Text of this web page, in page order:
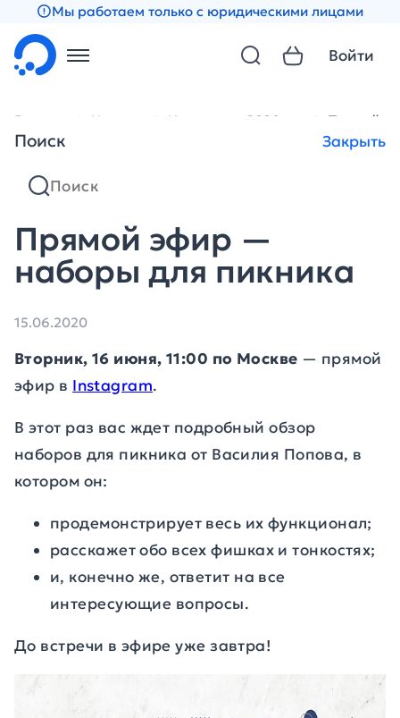
Мы работаем только с юридическими лицами
Поиск Закрыть
Войти
Главная Новости Новости за 2020 год Прямой
Прямой эфир —
наборы для пикника
15.06.2020
Вторник, 16 июня, 11:00 по Москве — прямой
эфир в Instagram.
В этот раз вас ждет подробный обзор
наборов для пикника от Василия Попова, в
котором он:
продемонстрирует весь их функционал;
расскажет обо всех фишках и тонкостях;
и, конечно же, ответит на все
интересующие вопросы.
До встречи в эфире уже завтра!